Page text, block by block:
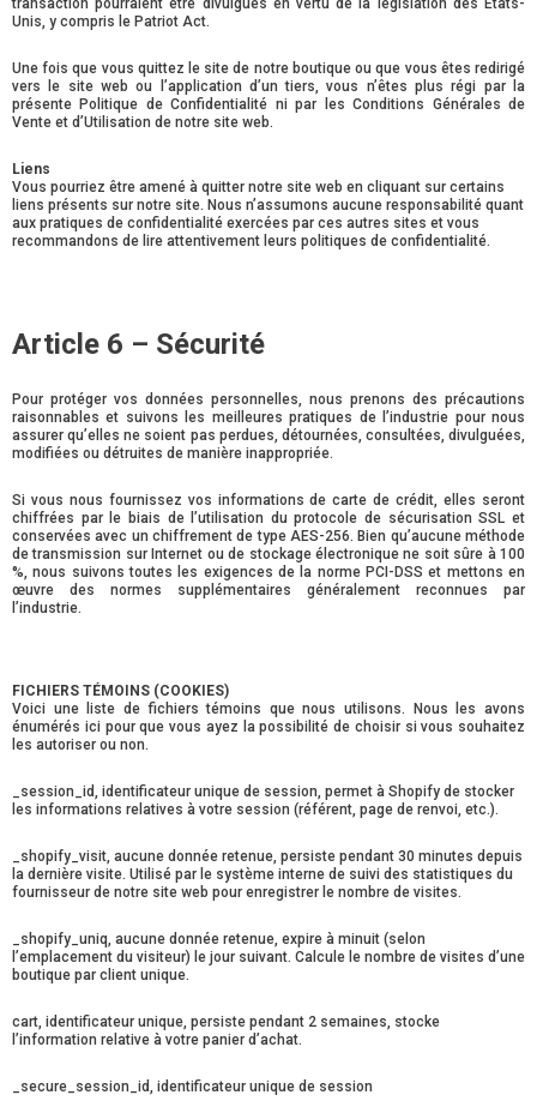
transaction pourraient être divulgués en vertu de la législation des États-
Unis, y compris le Patriot Act.
Une fois que vous quittez le site de notre boutique ou que vous êtes redirigé
vers le site web ou l’application d’un tiers, vous n’êtes plus régi par la
présente Politique de Confidentialité ni par les Conditions Générales de
Vente et d’Utilisation de notre site web.
Liens
Vous pourriez être amené à quitter notre site web en cliquant sur certains
liens présents sur notre site. Nous n’assumons aucune responsabilité quant
aux pratiques de confidentialité exercées par ces autres sites et vous
recommandons de lire attentivement leurs politiques de confidentialité.
Article 6 – Sécurité
Pour protéger vos données personnelles, nous prenons des précautions
raisonnables et suivons les meilleures pratiques de l’industrie pour nous
assurer qu’elles ne soient pas perdues, détournées, consultées, divulguées,
modifiées ou détruites de manière inappropriée.
Si vous nous fournissez vos informations de carte de crédit, elles seront
chiffrées par le biais de l’utilisation du protocole de sécurisation SSL et
conservées avec un chiffrement de type AES-256. Bien qu’aucune méthode
de transmission sur Internet ou de stockage électronique ne soit sûre à 100
%, nous suivons toutes les exigences de la norme PCI-DSS et mettons en
œuvre des normes supplémentaires généralement reconnues par
l’industrie.
FICHIERS TÉMOINS (COOKIES)
Voici une liste de fichiers témoins que nous utilisons. Nous les avons
énumérés ici pour que vous ayez la possibilité de choisir si vous souhaitez
les autoriser ou non.
_session_id, identificateur unique de session, permet à Shopify de stocker
les informations relatives à votre session (référent, page de renvoi, etc.).
_shopify_visit, aucune donnée retenue, persiste pendant 30 minutes depuis
la dernière visite. Utilisé par le système interne de suivi des statistiques du
fournisseur de notre site web pour enregistrer le nombre de visites.
_shopify_uniq, aucune donnée retenue, expire à minuit (selon
l’emplacement du visiteur) le jour suivant. Calcule le nombre de visites d’une
boutique par client unique.
cart, identificateur unique, persiste pendant 2 semaines, stocke
l’information relative à votre panier d’achat.
_secure_session_id, identificateur unique de session